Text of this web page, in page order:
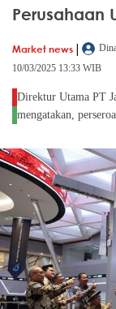
Perusahaan
Market news |
10/03/2025 13:33 WIB
Direktur Utama PT
mengatakan,